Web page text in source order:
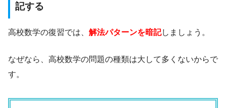
記する
高校数学の復習では、 解法パターンを暗記しましょう。
なぜなら、高校数学の問題の種類は大して多くないからで
す。